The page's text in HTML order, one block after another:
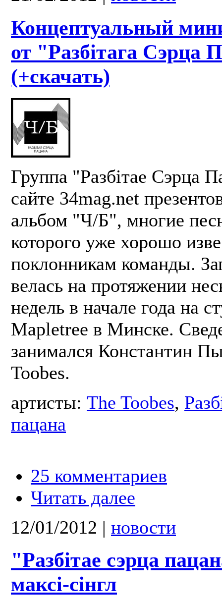
Концептуальный
от "Разбітага Сэрца
(+скачать)
Группа "Разбітае Сэрца
сайте 34mag.net
альбом "Ч/Б", многие
которого уже хорошо
поклонникам команды.
велась на протяжении
недель в начале года на
Mapletree в Минске.
занимался Константин
Toobes.
артисты: The Toobes,
пацана
25 комментариев
Читать далее
12/01/2012 | новости
"Разбітае сэрца
максі-сінгл